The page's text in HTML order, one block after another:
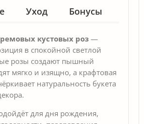
Уход Бонусы
кустовых роз —
в спокойной светлой
розы создают пышный
мягко и изящно, а крафтовая
натуральность букета
для дня рождения,